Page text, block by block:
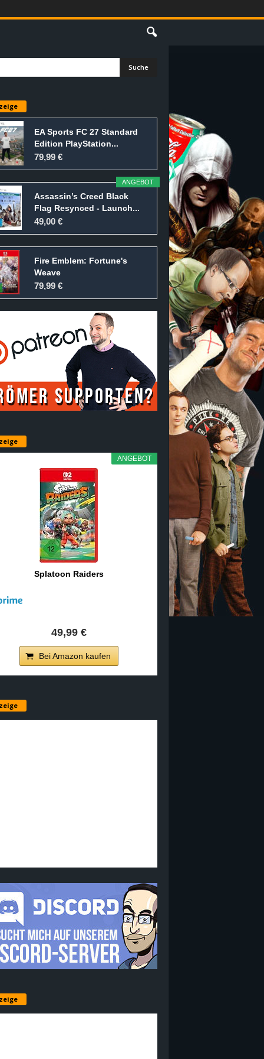
EA Sports FC 27 Standard
Edition PlayStation...
79,99 €
ANGEBOT
Assassin’s Creed Black
Flag Resynced - Launch...
49,00 €
Fire Emblem: Fortune's
Weave
79,99 €
ANGEBOT
Splatoon Raiders
49,99 €
Bei Amazon kaufen